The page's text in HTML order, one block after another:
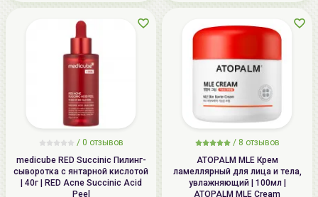
/ 0 отзывов
medicube RED Succinic Пилинг-
сыворотка с янтарной кислотой
| 40г | RED Acne Succinic Acid
Peel
/ 8 отзывов
ATOPALM MLE Крем
ламеллярный для лица и тела,
увлажняющий | 100мл |
ATOPALM MLE Cream